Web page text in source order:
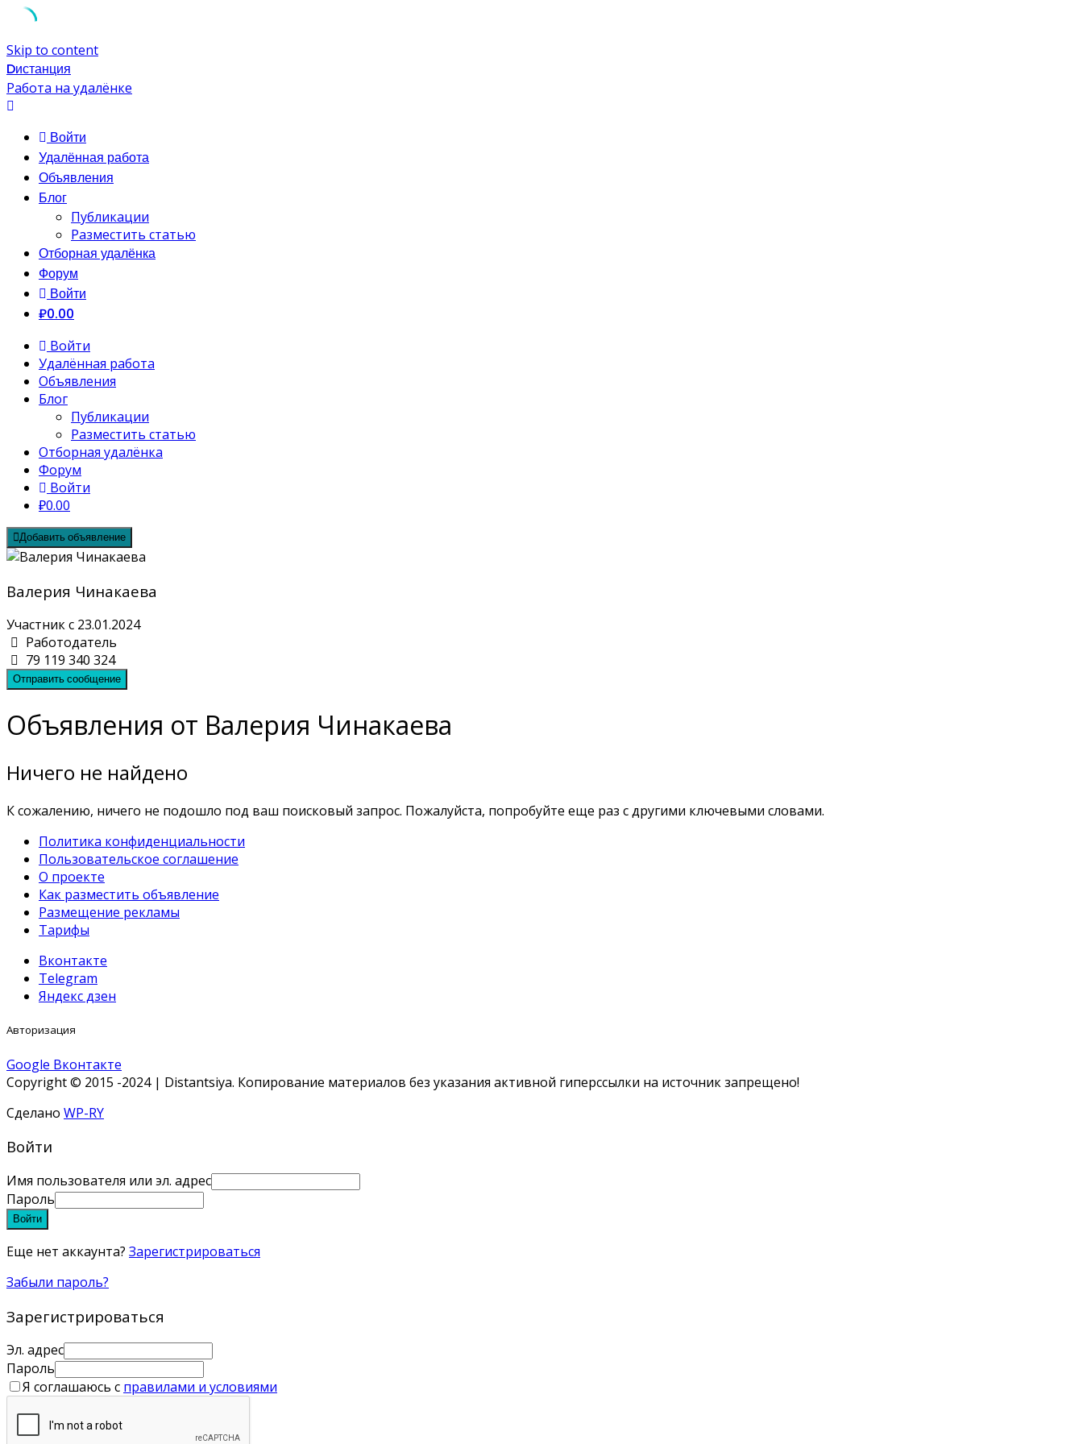
Skip to content
Dистанция
Работа на удалёнке
Войти
Удалённая работа
Объявления
Блог
Публикации
Разместить статью
Отборная удалёнка
Форум
Войти
₽0.00
Войти
Удалённая работа
Объявления
Блог
Публикации
Разместить статью
Отборная удалёнка
Форум
Войти
₽0.00
Добавить объявление
Валерия Чинакаева
Участник с 23.01.2024
Работодатель
79 119 340 324
Отправить сообщение
Объявления от Валерия Чинакаева
Ничего не найдено
К сожалению, ничего не подошло под ваш поисковый запрос. Пожалуйста, попробуйте еще раз с другими ключевыми словами.
Политика конфиденциальности
Пользовательское соглашение
О проекте
Как разместить объявление
Размещение рекламы
Тарифы
Вконтакте
Telegram
Яндекс дзен
Авторизация
Google Вконтакте
Copyright © 2015 -2024 | Distantsiya. Копирование материалов без указания активной гиперссылки на источник запрещено!
Сделано WP-RY
Войти
Имя пользователя или эл. адрес
Пароль
Войти
Еще нет аккаунта? Зарегистрироваться
Забыли пароль?
Зарегистрироваться
Эл. адрес
Пароль
Я соглашаюсь с правилами и условиями